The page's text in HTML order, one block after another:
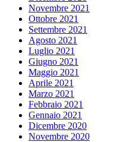
Novembre 2021
Ottobre 2021
Settembre 2021
Agosto 2021
Luglio 2021
Giugno 2021
Maggio 2021
Aprile 2021
Marzo 2021
Febbraio 2021
Gennaio 2021
Dicembre 2020
Novembre 2020